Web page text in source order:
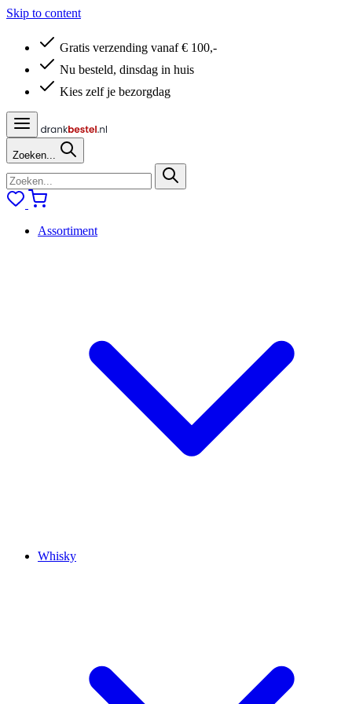
Skip to content
Gratis verzending vanaf € 100,-
Nu besteld, dinsdag in huis
Kies zelf je bezorgdag
Zoeken...
Assortiment
Whisky